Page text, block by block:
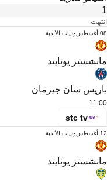
1
انتهت
08 أغسطس وديات الأندية
مانشستر يونايتد
باريس سان جيرمان
11:00
stc tv
12 أغسطس وديات الأندية
مانشستر يونايتد